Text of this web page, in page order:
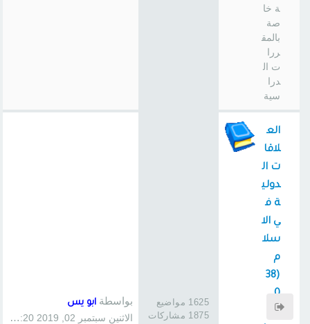
ة خا
صة
بالمق
ررا
ت ال
درا
سية
الع
لاقا
ت ال
دولي
ة ف
ي الا
سلا
م
(38
0
سا
1625 مواضيع
1875 مشاركات
بواسطة ابو يس
الاثنين سبتمبر 02, 2019 1:20 pm